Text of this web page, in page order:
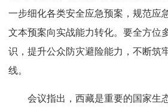
一步细化各类安全应急预案，规范应
文本预案向实战能力转化。要全方位
识，提升公众防灾避险能力，不断筑
线。
会议指出，西藏是重要的国家生